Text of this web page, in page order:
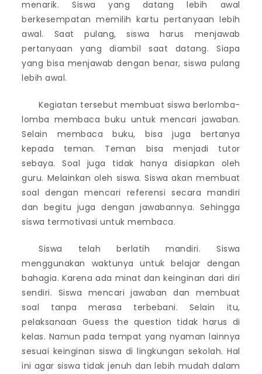
menarik. Siswa yang datang lebih awal
berkesempatan memilih kartu pertanyaan lebih
awal. Saat pulang, siswa harus menjawab
pertanyaan yang diambil saat datang. Siapa
yang bisa menjawab dengan benar, siswa pulang
lebih awal.
Kegiatan tersebut membuat siswa berlomba-
lomba membaca buku untuk mencari jawaban.
Selain membaca buku, bisa juga bertanya
kepada teman. Teman bisa menjadi tutor
sebaya. Soal juga tidak hanya disiapkan oleh
guru. Melainkan oleh siswa. Siswa akan membuat
soal dengan mencari referensi secara mandiri
dan begitu juga dengan jawabannya. Sehingga
siswa termotivasi untuk membaca.
Siswa telah berlatih mandiri. Siswa
menggunakan waktunya untuk belajar dengan
bahagia. Karena ada minat dan keinginan dari diri
sendiri. Siswa mencari jawaban dan membuat
soal tanpa merasa terbebani. Selain itu,
pelaksanaan Guess the question tidak harus di
kelas. Namun pada tempat yang nyaman lainnya
sesuai keinginan siswa di lingkungan sekolah. Hal
ini agar siswa tidak jenuh dan lebih mudah dalam